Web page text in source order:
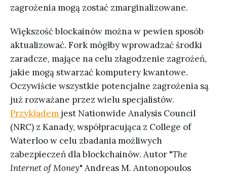
zagrożenia mogą zostać zmarginalizowane.
Większość blockainów można w pewien sposób
aktualizować. Fork mógłby wprowadzać środki
zaradcze, mające na celu złagodzenie zagrożeń,
jakie mogą stwarzać komputery kwantowe.
Oczywiście wszystkie potencjalne zagrożenia są
już rozważane przez wielu specjalistów.
Przykładem jest Nationwide Analysis Council
(NRC) z Kanady, współpracująca z College of
Waterloo w celu zbadania możliwych
zabezpieczeń dla blockchainów. Autor "The
Internet of Money" Andreas M. Antonopoulos